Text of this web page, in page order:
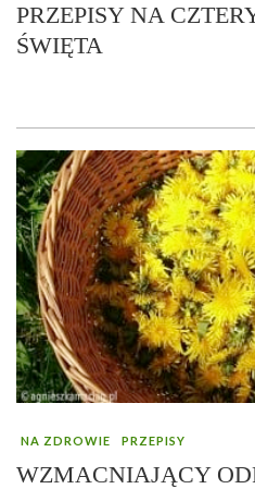
PRZEPISY NA
ŚWIĘTA
NA ZDROWIE PRZEPISY
WZMACNIAJĄCY